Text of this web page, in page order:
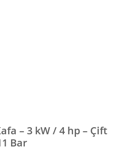
– 3 kW / 4 hp – Çift
Bar